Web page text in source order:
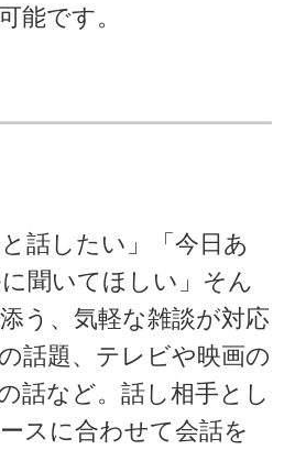
能です。
話したい」「今日あ
聞いてほしい」そん
う、気軽な雑談が対応
話題、テレビや映画の
話など。話し相手とし
スに合わせて会話を